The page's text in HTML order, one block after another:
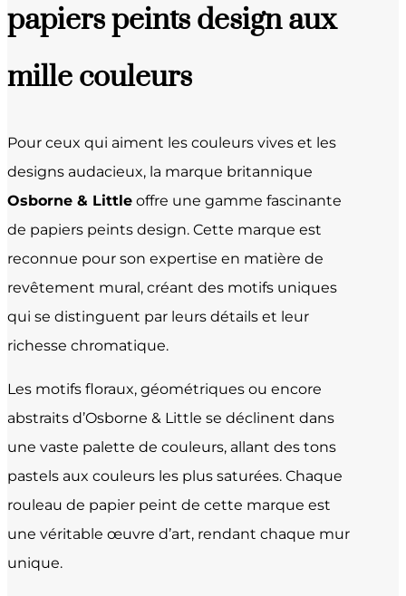
papiers peints design aux
mille couleurs
Pour ceux qui aiment les couleurs vives et les
designs audacieux, la marque britannique
Osborne & Little offre une gamme fascinante
de papiers peints design. Cette marque est
reconnue pour son expertise en matière de
revêtement mural, créant des motifs uniques
qui se distinguent par leurs détails et leur
richesse chromatique.
Les motifs floraux, géométriques ou encore
abstraits d’Osborne & Little se déclinent dans
une vaste palette de couleurs, allant des tons
pastels aux couleurs les plus saturées. Chaque
rouleau de papier peint de cette marque est
une véritable œuvre d’art, rendant chaque mur
unique.